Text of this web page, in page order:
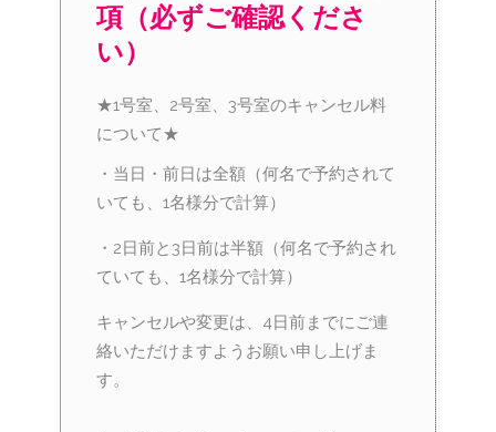
項（必ずご確認くださ
い）
★1号室、2号室、3号室のキャンセル料
について★
・当日・前日は全額（何名で予約されて
いても、1名様分で計算）
・2日前と3日前は半額（何名で予約され
ていても、1名様分で計算）
キャンセルや変更は、4日前までにご連
絡いただけますようお願い申し上げま
す。